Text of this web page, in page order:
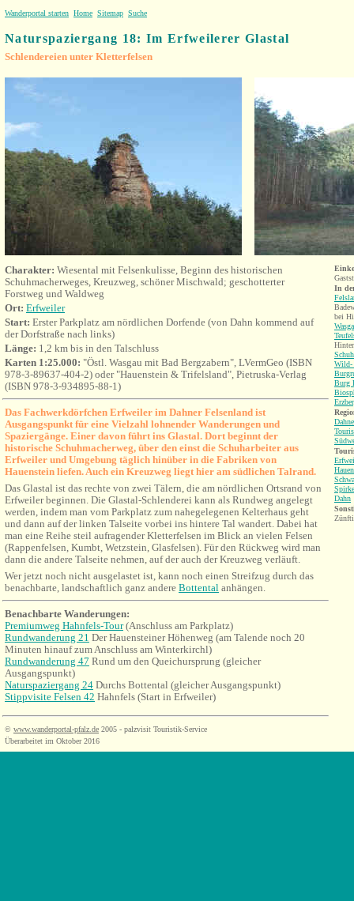
Wanderportal starten Home Sitemap Suche
Naturspaziergang 18: Im Erfweilerer Glastal
Schlendereien unter Kletterfelsen
Charakter: Wiesental mit Felsenkulisse, Beginn des historischen
Schuhmacherweges, Kreuzweg, schöner Mischwald; geschotterter
Forstweg und Waldweg
Ort: Erfweiler
Start: Erster Parkplatz am nördlichen Dorfende (von Dahn kommend auf
der Dorfstraße nach links)
Länge: 1,2 km bis in den Talschluss
Karten 1:25.000: "Östl. Wasgau mit Bad Bergzabern", LVermGeo (ISBN
978-3-89637-404-2) oder "Hauenstein & Trifelsland", Pietruska-Verlag
(ISBN 978-3-934895-88-1)
Das Fachwerkdörfchen Erfweiler im Dahner Felsenland ist
Ausgangspunkt für eine Vielzahl lohnender Wanderungen und
Spaziergänge. Einer davon führt ins Glastal. Dort beginnt der
historische Schuhmacherweg, über den einst die Schuharbeiter aus
Erfweiler und Umgebung täglich hinüber in die Fabriken von
Hauenstein liefen. Auch ein Kreuzweg liegt hier am südlichen Talrand.
Das Glastal ist das rechte von zwei Tälern, die am nördlichen Ortsrand von
Erfweiler beginnen. Die Glastal-Schlenderei kann als Rundweg angelegt
werden, indem man vom Parkplatz zum nahegelegenen Kelterhaus geht
und dann auf der linken Talseite vorbei ins hintere Tal wandert. Dabei hat
man eine Reihe steil aufragender Kletterfelsen im Blick an vielen Felsen
(Rappenfelsen, Kumbt, Wetzstein, Glasfelsen). Für den Rückweg wird man
dann die andere Talseite nehmen, auf der auch der Kreuzweg verläuft.
Wer jetzt noch nicht ausgelastet ist, kann noch einen Streifzug durch das
benachbarte, landschaftlich ganz andere Bottental anhängen.
Benachbarte Wanderungen:
Premiumweg Hahnfels-Tour(Anschluss am Parkplatz)
Rundwanderung 21 Der Hauensteiner Höhenweg (am Talende noch 20
Minuten hinauf zum Anschluss am Winterkirchl)
Rundwanderung 47 Rund um den Queichursprung (gleicher
Ausgangspunkt)
Naturspaziergang 24 Durchs Bottental (gleicher Ausgangspunkt)
Stippvisite Felsen 42 Hahnfels (Start in Erfweiler)
© www.wanderportal-pfalz.de 2005 - palzvisit Touristik-Service
Überarbeitet im Oktober 2016
In
bei
Wild-
Burg
Dahn